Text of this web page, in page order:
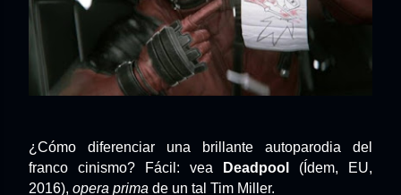
¿Cómo diferenciar una brillante autoparodia del
franco cinismo? Fácil: vea
Deadpool
(Ídem, EU,
2016), opera prima de un tal Tim Miller.